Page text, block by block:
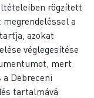
rögzített
a
azokat
véglegesítése
mert
a Debreceni
tartalmává